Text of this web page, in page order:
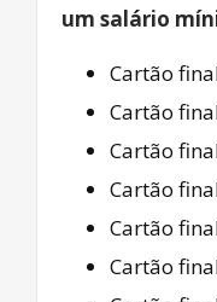
um salário
Cartão
Cartão
Cartão
Cartão
Cartão
Cartão